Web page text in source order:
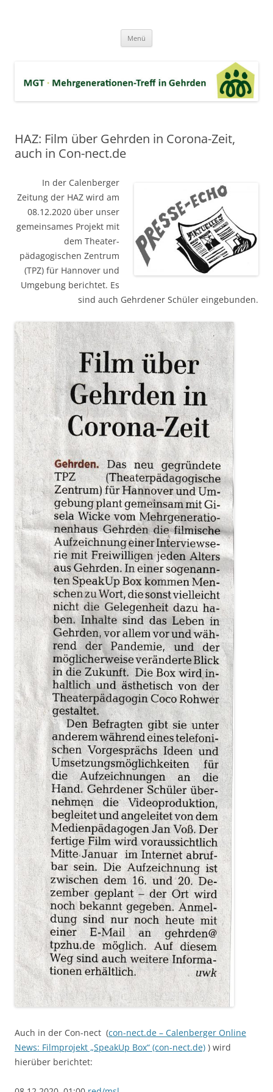
Menü
HAZ: Film über Gehrden in Corona-Zeit,
auch in Con-nect.de
In der Calenberger
Zeitung der HAZ wird am
08.12.2020 über unser
gemeinsames Projekt mit
dem Theater-
pädagogischen Zentrum
(TPZ) für Hannover und
Umgebung berichtet. Es
sind auch Gehrdener Schüler eingebunden.
Auch in der Con-nect (con-nect.de – Calenberger Online
News: Filmprojekt „SpeakUp Box“ (con-nect.de) ) wird
hierüber berichtet: